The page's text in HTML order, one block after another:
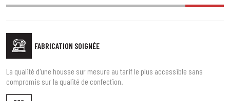
FABRICATION SOIGNÉE
La qualité d'une housse sur mesure au tarif le plus accessible sans
compromis sur la qualité de confection.